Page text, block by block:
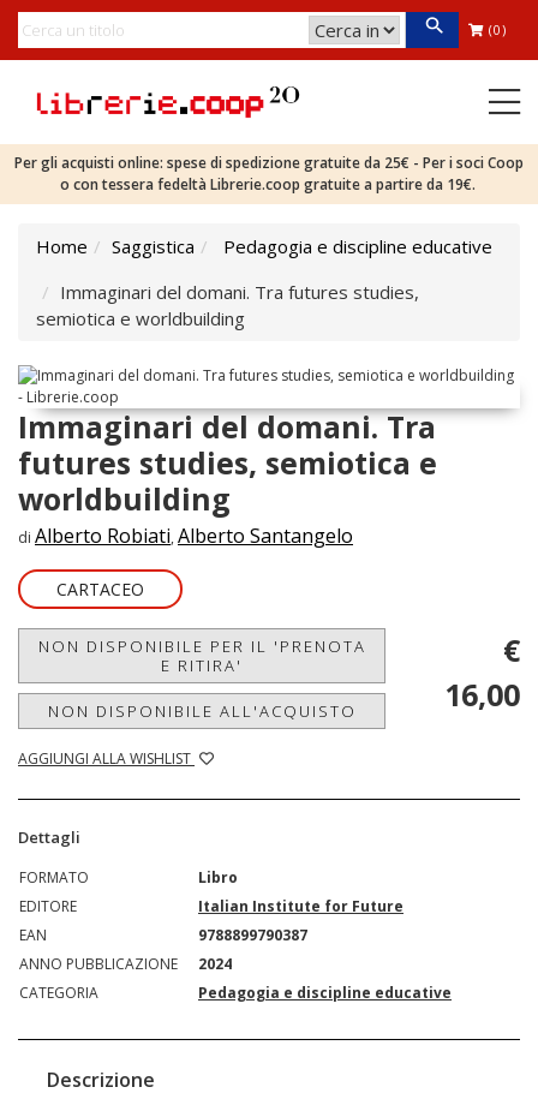
(0)
Per gli acquisti online: spese di spedizione gratuite da 25€ - Per i soci Coop
o con tessera fedeltà Librerie.coop gratuite a partire da 19€.
Home Saggistica
Pedagogia e discipline educative
Immaginari del domani. Tra futures studies,
semiotica e worldbuilding
Immaginari del domani. Tra
futures studies, semiotica e
worldbuilding
di Alberto Robiati, Alberto Santangelo
CARTACEO
NON DISPONIBILE PER IL 'PRENOTA
E RITIRA'
NON DISPONIBILE ALL'ACQUISTO
AGGIUNGI ALLA WISHLIST
€
16,00
Dettagli
FORMATO
Libro
EDITORE
Italian Institute for Future
EAN
9788899790387
ANNO PUBBLICAZIONE
2024
CATEGORIA
Pedagogia e discipline educative
Descrizione